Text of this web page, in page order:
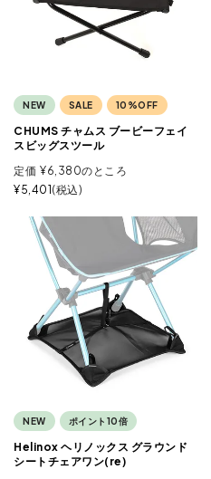
NEW SALE 10%OFF
CHUMS チャムス ブービーフェイ
スビッグスツール
定価 ¥6,380のところ
¥5,401 税込
NEW ポイント10倍
Helinox ヘリノックス グラウンド
シートチェアワン(re)